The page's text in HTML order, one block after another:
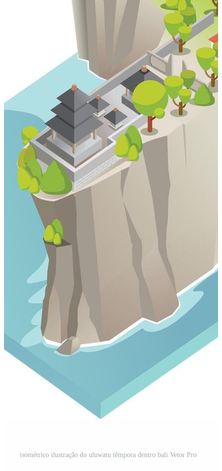
isométrico ilustração do uluwatu têmpora dentro bali Vetor Pro